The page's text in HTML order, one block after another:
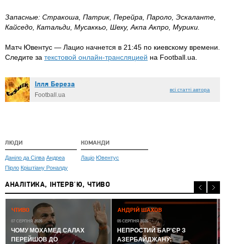
Запасные: Стракоша, Патрик, Перейра, Пароло, Эскаланте,
Кайседо, Катальди, Мусаккьо, Шеху, Акпа Акпро, Мурики.
Матч Ювентус — Лацио начнется в 21:45 по киевскому времени.
Следите за текстовой онлайн-трансляцией на Football.ua.
Ілля Береза
Football.ua
всі статті автора
ЛЮДИ
Даніло да Сілва Андреа
Пірло Кріштіану Роналду
КОМАНДИ
Лаціо Ювентус
АНАЛІТИКА, ІНТЕРВ'Ю, ЧТИВО
ЧТИВО
07 СЕРПНЯ 2026
ЧОМУ МОХАМЕД САЛАХ
ПЕРЕЙШОВ ДО
АНДРІЙ ШАХОВ
05 СЕРПНЯ 2026
НЕПРОСТИЙ БАР'ЄР З
АЗЕРБАЙДЖАНУ: